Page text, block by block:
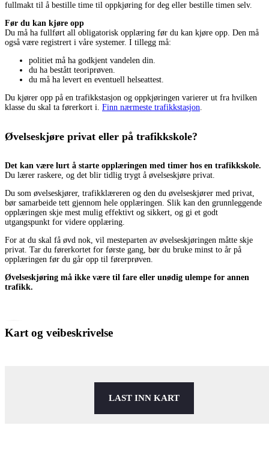
fullmakt til å bestille time til oppkjøring for deg eller bestille timen selv.
Før du kan kjøre opp
Du må ha fullført all obligatorisk opplæring før du kan kjøre opp. Den må
også være registrert i våre systemer. I tillegg må:
politiet må ha godkjent vandelen din.
du ha bestått teoriprøven.
du må ha levert en eventuell helseattest.
Du kjører opp på en trafikkstasjon og oppkjøringen varierer ut fra hvilken
klasse du skal ta førerkort i. Finn nærmeste trafikkstasjon
Øvelseskjøre privat eller på trafikkskole?
Det kan være lurt å starte opplæringen med timer hos en trafikkskole.
Du lærer raskere, og det blir tidlig trygt å øvelseskjøre privat.
Du som øvelseskjører, trafikklæreren og den du øvelseskjører med privat,
bør samarbeide tett gjennom hele opplæringen. Slik kan den grunnleggende
opplæringen skje mest mulig effektivt og sikkert, og gi et godt
utgangspunkt for videre opplæring.
For at du skal få øvd nok, vil mesteparten av øvelseskjøringen måtte skje
privat. Tar du førerkortet for første gang, bør du bruke minst to år på
opplæringen før du går opp til førerprøven.
Øvelseskjøring må ikke være til fare eller unødig ulempe for annen
trafikk.
Kart og veibeskrivelse
LAST INN KART